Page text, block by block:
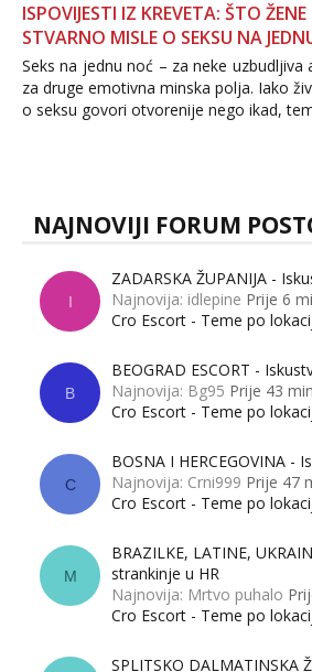
ISPOVIJESTI IZ KREVETA: ŠTO
STVARNO MISLE O SEKSU NA
Seks na jednu noć – za neke uzbudljiva
za druge emotivna minska polja. Iako
o seksu govori otvorenije nego ikad,
dalje izaziva burne rasprave. Što
NAJNOVIJI FORUM
I
ZADARSKA ŽUPANIJA -
Najnovija: idlepine Prije 6
Cro Escort - Teme po
B
BEOGRAD ESCORT -
Najnovija: Bg95 Prije 43
Cro Escort - Teme po
C
BOSNA I HERCEGOVINA -
Najnovija: Crni999 Prije 47
Cro Escort - Teme po
M
BRAZILKE, LATINE,
strankinje u HR
Najnovija: Mrtvo puhalo
Cro Escort - Teme po
SPLITSKO DALMATINSKA